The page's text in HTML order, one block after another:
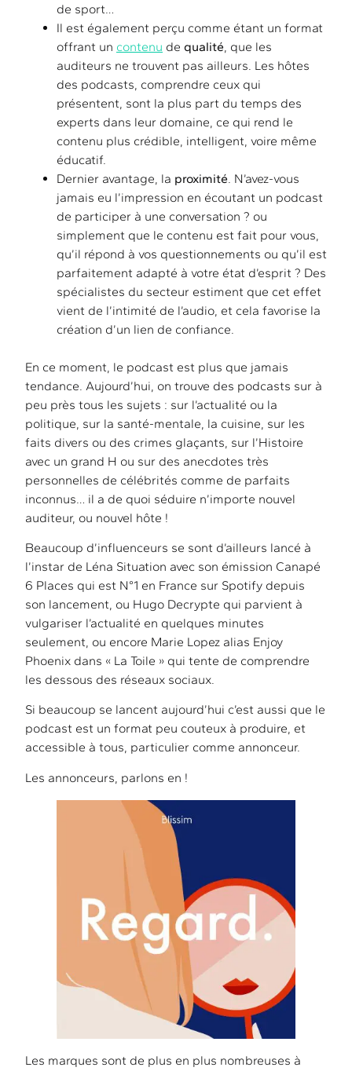
de sport…
Il est également perçu comme étant un format
offrant un contenu de qualité , que les
auditeurs ne trouvent pas ailleurs. Les hôtes
des podcasts, comprendre ceux qui
présentent, sont la plus part du temps des
experts dans leur domaine, ce qui rend le
contenu plus crédible, intelligent, voire même
éducatif.
Dernier avantage, la proximité . N’avez-vous
jamais eu l’impression en écoutant un podcast
de participer à une conversation ? ou
simplement que le contenu est fait pour vous,
qu’il répond à vos questionnements ou qu’il est
parfaitement adapté à votre état d’esprit ? Des
spécialistes du secteur estiment que cet effet
vient de l’intimité de l’audio, et cela favorise la
création d’un lien de confiance.
En ce moment, le podcast est plus que jamais
tendance. Aujourd’hui, on trouve des podcasts sur à
peu près tous les sujets : sur l’actualité ou la
politique, sur la santé-mentale, la cuisine, sur les
faits divers ou des crimes glaçants, sur l’Histoire
avec un grand H ou sur des anecdotes très
personnelles de célébrités comme de parfaits
inconnus… il a de quoi séduire n’importe nouvel
auditeur, ou nouvel hôte !
Beaucoup d’influenceurs se sont d’ailleurs lancé à
l’instar de Léna Situation avec son émission Canapé
6 Places qui est N°1 en France sur Spotify depuis
son lancement, ou Hugo Decrypte qui parvient à
vulgariser l’actualité en quelques minutes
seulement, ou encore Marie Lopez alias Enjoy
Phoenix dans « La Toile » qui tente de comprendre
les dessous des réseaux sociaux.
Si beaucoup se lancent aujourd’hui c’est aussi que le
podcast est un format peu couteux à produire, et
accessible à tous, particulier comme annonceur.
Les annonceurs, parlons en !
Les marques sont de plus en plus nombreuses à